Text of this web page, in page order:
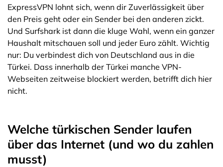
ExpressVPN lohnt sich, wenn dir Zuverlässigkeit über
den Preis geht oder ein Sender bei den anderen zickt.
Und Surfshark ist dann die kluge Wahl, wenn ein ganzer
Haushalt mitschauen soll und jeder Euro zählt. Wichtig
nur: Du verbindest dich von Deutschland aus in die
Türkei. Dass innerhalb der Türkei manche VPN-
Webseiten zeitweise blockiert werden, betrifft dich hier
nicht.
Welche türkischen Sender laufen
über das Internet (und wo du zahlen
musst)